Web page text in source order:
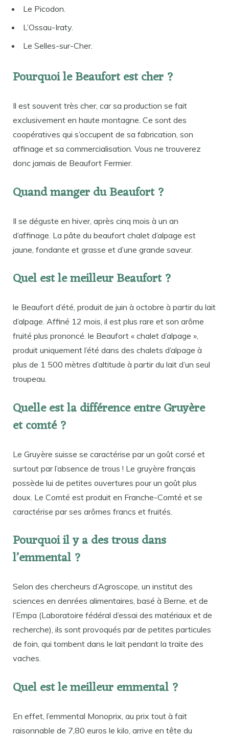
Le Picodon.
L’Ossau-Iraty.
Le Selles-sur-Cher.
Pourquoi le Beaufort est cher ?
Il est souvent très cher, car sa production se fait
exclusivement en haute montagne. Ce sont des
coopératives qui s’occupent de sa fabrication, son
affinage et sa commercialisation. Vous ne trouverez
donc jamais de Beaufort Fermier.
Quand manger du Beaufort ?
Il se déguste en hiver, après cinq mois à un an
d’affinage. La pâte du beaufort chalet d’alpage est
jaune, fondante et grasse et d’une grande saveur.
Quel est le meilleur Beaufort ?
le Beaufort d’été, produit de juin à octobre à partir du lait
d’alpage. Affiné 12 mois, il est plus rare et son arôme
fruité plus prononcé. le Beaufort « chalet d’alpage »,
produit uniquement l’été dans des chalets d’alpage à
plus de 1 500 mètres d’altitude à partir du lait d’un seul
troupeau.
Quelle est la différence entre Gruyère
et comté ?
Le Gruyère suisse se caractérise par un goût corsé et
surtout par l’absence de trous ! Le gruyère français
possède lui de petites ouvertures pour un goût plus
doux. Le Comté est produit en Franche-Comté et se
caractérise par ses arômes francs et fruités.
Pourquoi il y a des trous dans
l’emmental ?
Selon des chercheurs d’Agroscope, un institut des
sciences en denrées alimentaires, basé à Berne, et de
l’Empa (Laboratoire fédéral d’essai des matériaux et de
recherche), ils sont provoqués par de petites particules
de foin, qui tombent dans le lait pendant la traite des
vaches.
Quel est le meilleur emmental ?
En effet, l’emmental Monoprix, au prix tout à fait
raisonnable de 7,80 euros le kilo, arrive en tête du